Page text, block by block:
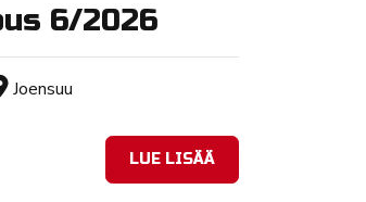
6/2026
Sijainti
Joensuu
LUE LISÄÄ